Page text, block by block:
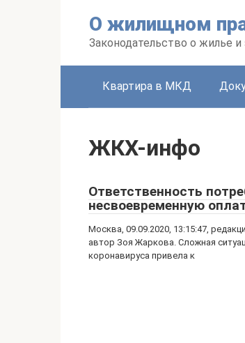
О жилищном
Законодательство о жилье и
Квартира в МКД
ЖКХ-инфо
Ответственность
несвоевременную
Москва, 09.09.2020, 13:15:47,
автор Зоя Жаркова. Сложная
коронавируса привела к